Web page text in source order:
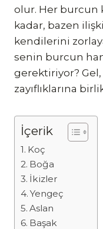
olur. Her burcun
kadar, bazen
kendilerini
senin burcun
gerektiriyor?
zayıflıklarına
İçerik
Koç
Boğa
İkizler
Yengeç
Aslan
Başak